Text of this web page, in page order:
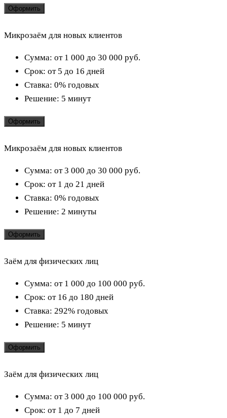
Оформить
Микрозаём для новых клиентов
Сумма: от 1 000 до 30 000 руб.
Срок: от 5 до 16 дней
Ставка: 0% годовых
Решение: 5 минут
Оформить
Микрозаём для новых клиентов
Сумма: от 3 000 до 30 000 руб.
Срок: от 1 до 21 дней
Ставка: 0% годовых
Решение: 2 минуты
Оформить
Заём для физических лиц
Сумма: от 1 000 до 100 000 руб.
Срок: от 16 до 180 дней
Ставка: 292% годовых
Решение: 5 минут
Оформить
Заём для физических лиц
Сумма: от 3 000 до 100 000 руб.
Срок: от 1 до 7 дней